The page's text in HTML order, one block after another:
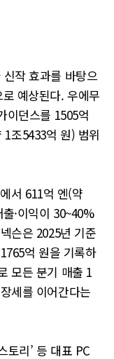
작 효과를 바탕으
예상된다. 우에무
이던스를 1505억
조5433억 원) 범위
서 611억 엔(약
·이익이 30~40%
슨은 2025년 기준
억 원을 기록하
모든 분기 매출 1
세를 이어간다는
토리’ 등 대표 PC